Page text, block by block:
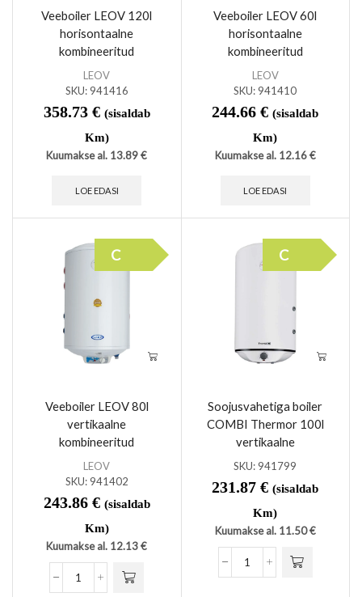
Veeboiler LEOV 120l
horisontaalne
kombineeritud
LEOV
SKU: 941416
358.73 € (sisaldab
Km)
Kuumakse al. 13.89€
LOE EDASI
Veeboiler LEOV 60l
horisontaalne
kombineeritud
LEOV
SKU: 941410
244.66€ (sisaldab
Km)
Kuumakse al. 12.16€
LOE EDASI
C
Veeboiler LEOV 80l
vertikaalne
kombineeritud
LEOV
SKU: 941402
243.86 € (sisaldab
Km)
Kuumakse al. 12.13€
C
Soojusvahetiga boiler
COMBI Thermor 100l
vertikaalne
SKU: 941799
231.87€ (sisaldab
Km)
Kuumakse al. 11.50€